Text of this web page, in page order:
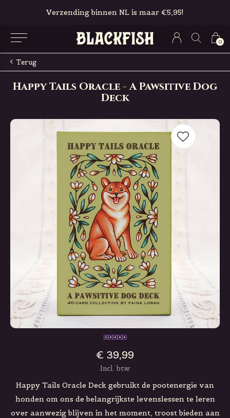
0
Gratis in-store pickup & retour
Terug
Happy Tails Oracle - A Pawsitive Dog
Deck
€ 39,99
Incl. btw
Happy Tails Oracle Deck gebruikt de pootenergie van
honden om ons de belangrijkste levenslessen te leren
over aanwezig blijven in het moment, troost bieden aan